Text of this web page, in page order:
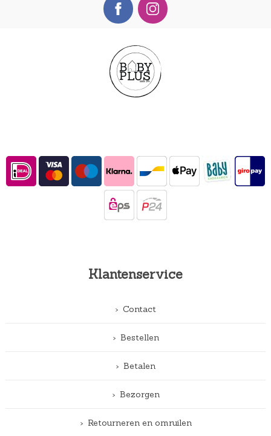
Klantenservice
Contact
Bestellen
Betalen
Bezorgen
Retourneren en omruilen